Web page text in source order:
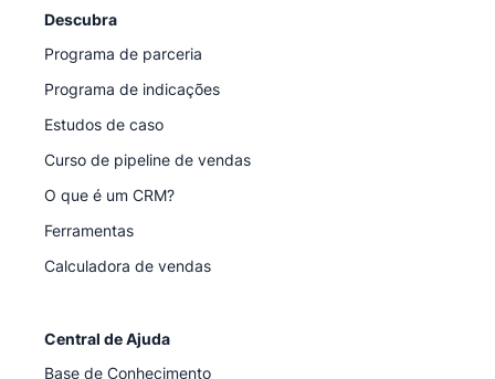
Descubra
Programa de parceria
Programa de indicações
Estudos de caso
Curso de pipeline de vendas
O que é um CRM?
Ferramentas
Calculadora de vendas
Central de Ajuda
Base de Conhecimento